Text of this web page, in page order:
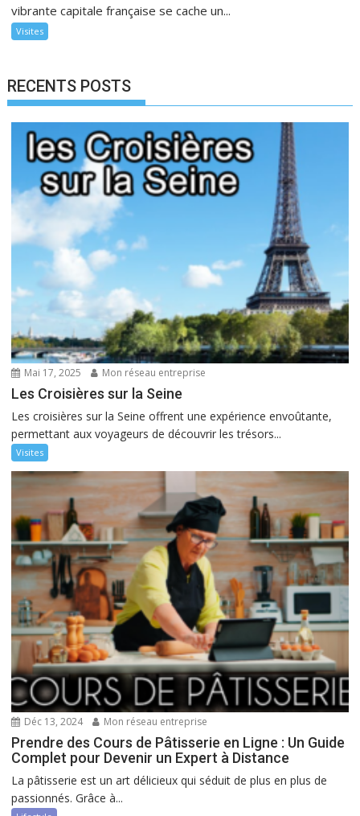
vibrante capitale française se cache un...
Visites
RECENTS POSTS
Mai 17, 2025 Mon réseau entreprise
Les Croisières sur la Seine
Les croisières sur la Seine offrent une expérience envoûtante,
permettant aux voyageurs de découvrir les trésors...
Visites
Déc 13, 2024 Mon réseau entreprise
Prendre des Cours de Pâtisserie en Ligne : Un Guide
Complet pour Devenir un Expert à Distance
La pâtisserie est un art délicieux qui séduit de plus en plus de
passionnés. Grâce à...